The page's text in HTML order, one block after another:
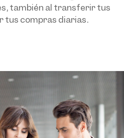
también al transferir tus
tus compras diarias.